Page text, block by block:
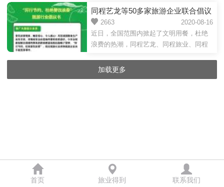
合作协议，京东集团将...
同程艺龙等50多家旅游企业联合倡议
“厉行节约，杜绝餐饮浪费”
2020-08-16
2663
近日，全国范围内掀起了文明用餐，杜绝
浪费的热潮，同程艺龙、同程旅业、同程
企业面向全行业联合发起...
加载更多
首页 旅业得到 联系我们